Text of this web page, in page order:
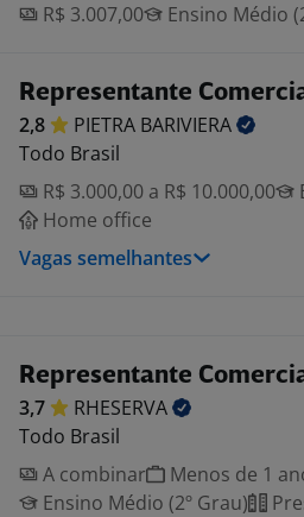
R$ 3.007,00
Ensino Médio
Representante
2,8 PIETRA BARIVIERA
Todo Brasil
R$ 3.000,00 a R$ 10.000,00
Home office
Vagas semelhantes
Representante
3,7
RHESERVA
Todo Brasil
A combinar
Menos de 1
Ensino Médio (2º Grau)